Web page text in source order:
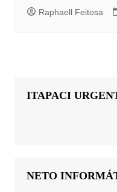
Raphaell Feitosa
ITAPACI
NETO